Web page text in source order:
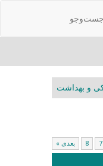
جست‌و‌جو
و بهداشت
7
8 بعدی »